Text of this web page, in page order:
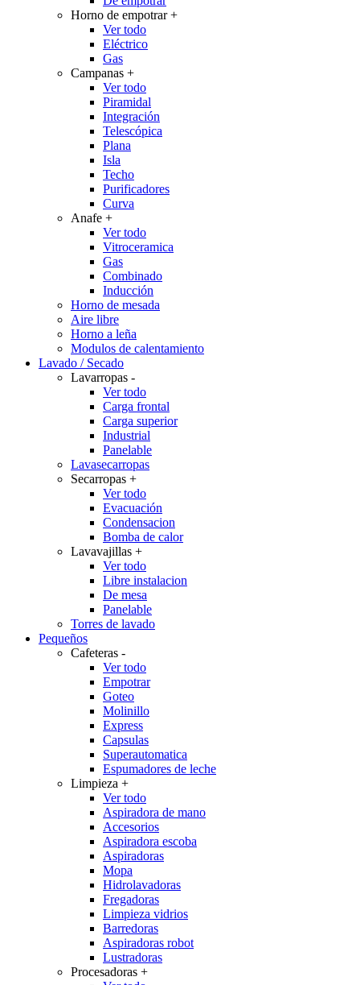
Horno de empotrar+
Ver todo
Eléctrico
Gas
Campanas +
Ver todo
Piramidal
Integración
Telescópica
Plana
Isla
Techo
Purificadores
Curva
Anafe +
Ver todo
Vitroceramica
Gas
Combinado
Inducción
Horno de mesada
Aire libre
Horno a leña
Modulos de calentamiento
Lavado / Secado
Lavarropas -
Ver todo
Carga frontal
Carga superior
Industrial
Panelable
Lavasecarropas
Secarropas +
Ver todo
Evacuación
Condensacion
Bomba de calor
Lavavajillas +
Ver todo
Libre instalacion
De mesa
Panelable
Torres de lavado
Pequeños
Cafeteras -
Ver todo
Empotrar
Goteo
Molinillo
Express
Capsulas
Superautomatica
Espumadores de leche
Limpieza +
Ver todo
Aspiradora de mano
Accesorios
Aspiradora escoba
Aspiradoras
Mopa
Hidrolavadoras
Fregadoras
Limpieza vidrios
Barredoras
Aspiradoras robot
Lustradoras
Procesadoras +